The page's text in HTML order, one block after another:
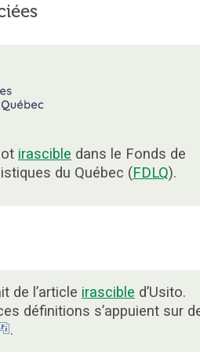
irascible dans le Fonds de
du Québec (FDLQ).
de l’article irascible d’Usito.
définitions s’appuient sur
.